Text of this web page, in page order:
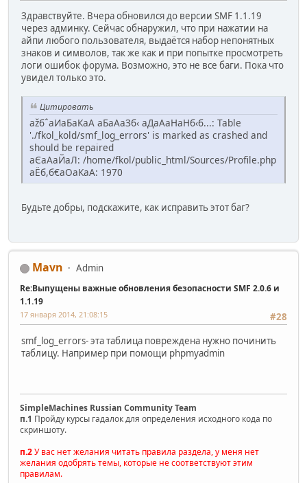
Здравствуйте. Вчера обновился до версии SMF 1.1.19
через админку. Сейчас обнаружил, что при нажатии на
айпи любого пользователя, выдаётся набор непонятных
знаков и символов, так же как и при попытке просмотреть
логи ошибок форума. Возможно, это не все баги. Пока что
увидел только это.
Цитировать
аžбˆаИаБаКаА аБаАаЗб‹ аДаАаНаНб‹б...: Table
'./fkol_kold/smf_log_errors' is marked as crashed and
should be repaired
аЄаАаЙаЛ: /home/fkol/public_html/Sources/Profile.php
аЁб,б€аОаКаА: 1970
Будьте добры, подскажите, как исправить этот баг?
Mavn Admin
Re:Выпущены важные обновления безопасности SMF 2.0.6 и
1.1.19
#28
17 января 2014, 21:08:15
smf_log_errors- эта таблица повреждена нужно починить
таблицу. Например при помощи phpmyadmin
SimpleMachines Russian Community Team
п.1 Пройду курсы гадалок для определения исходного кода по
скриншоту.
п.2У вас нет желания читать правила раздела, у меня нет
желания одобрять темы, которые не соответствуют этим
правилам.